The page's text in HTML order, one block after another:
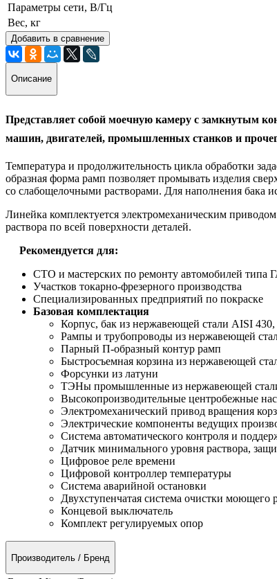
Параметры сети, В/Гц
Вес, кг
Добавить в сравнение
Описание
Представляет собой моечную камеру с замкнутым
машин, двигателей, промышленных станков и
Температура и продолжительность цикла обработки
образная форма рамп позволяет промывать изделия
со слабощелочными растворами. Для наполнения бака
Линейка комплектуется электромеханическим
раствора по всей поверхности деталей.
Рекомендуется для:
СТО и мастерских по ремонту автомобилей типа
Участков токарно-фрезерного производства
Специализированных предприятий по покраске
Базовая комплектация
Корпус, бак из нержавеющей стали AISI
Рампы и трубопроводы из нержавеющей
Парный П-образный контур рамп
Быстросъемная корзина из нержавеющей
Форсунки из латуни
ТЭНы промышленные из нержавеющей
Высокопроизводительные центробежные
Электромеханический привод вращения
Электрические компоненты ведущих
Система автоматического контроля и
Датчик минимального уровня раствора,
Цифровое реле времени
Цифровой контроллер температуры
Система аварийной остановки
Двухступенчатая система очистки моющего
Концевой выключатель
Комплект регулируемых опор
Производитель / Бренд